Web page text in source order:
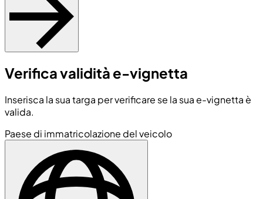
Verifica validità e-vignetta
Inserisca la sua targa per verificare se la sua e-vignetta è
valida.
Paese di immatricolazione del veicolo